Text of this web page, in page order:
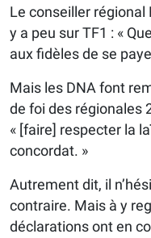
Le conseiller régional
y a peu sur TF1 : «
aux fidèles de se
Mais les DNA font
de foi des régionales
« [faire] respecter la
concordat. »
Autrement dit, il
contraire. Mais à y
déclarations ont en